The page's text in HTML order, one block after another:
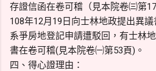
存證信函在卷可稽（見本院卷㈢第
108年12月19日向士林地政提出異
系爭房地登記申請遭駁回，有士林
書在卷可稽(見本院卷㈠第53頁)。
四、得心證理由：